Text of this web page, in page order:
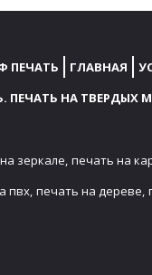
ПЕЧАТЬ ГЛАВНАЯ
ПЕЧАТЬ НА ТВЕРДЫХ
зеркале, печать на
пвх, печать на дереве,